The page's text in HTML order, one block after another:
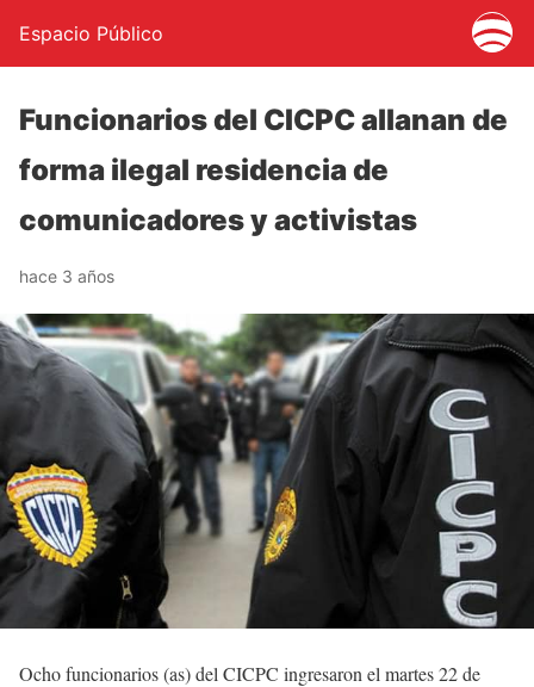
Espacio Público
Funcionarios del CICPC allanan de
forma ilegal residencia de
comunicadores y activistas
hace 3 años
Ocho funcionarios (as) del CICPC ingresaron el martes 22 de